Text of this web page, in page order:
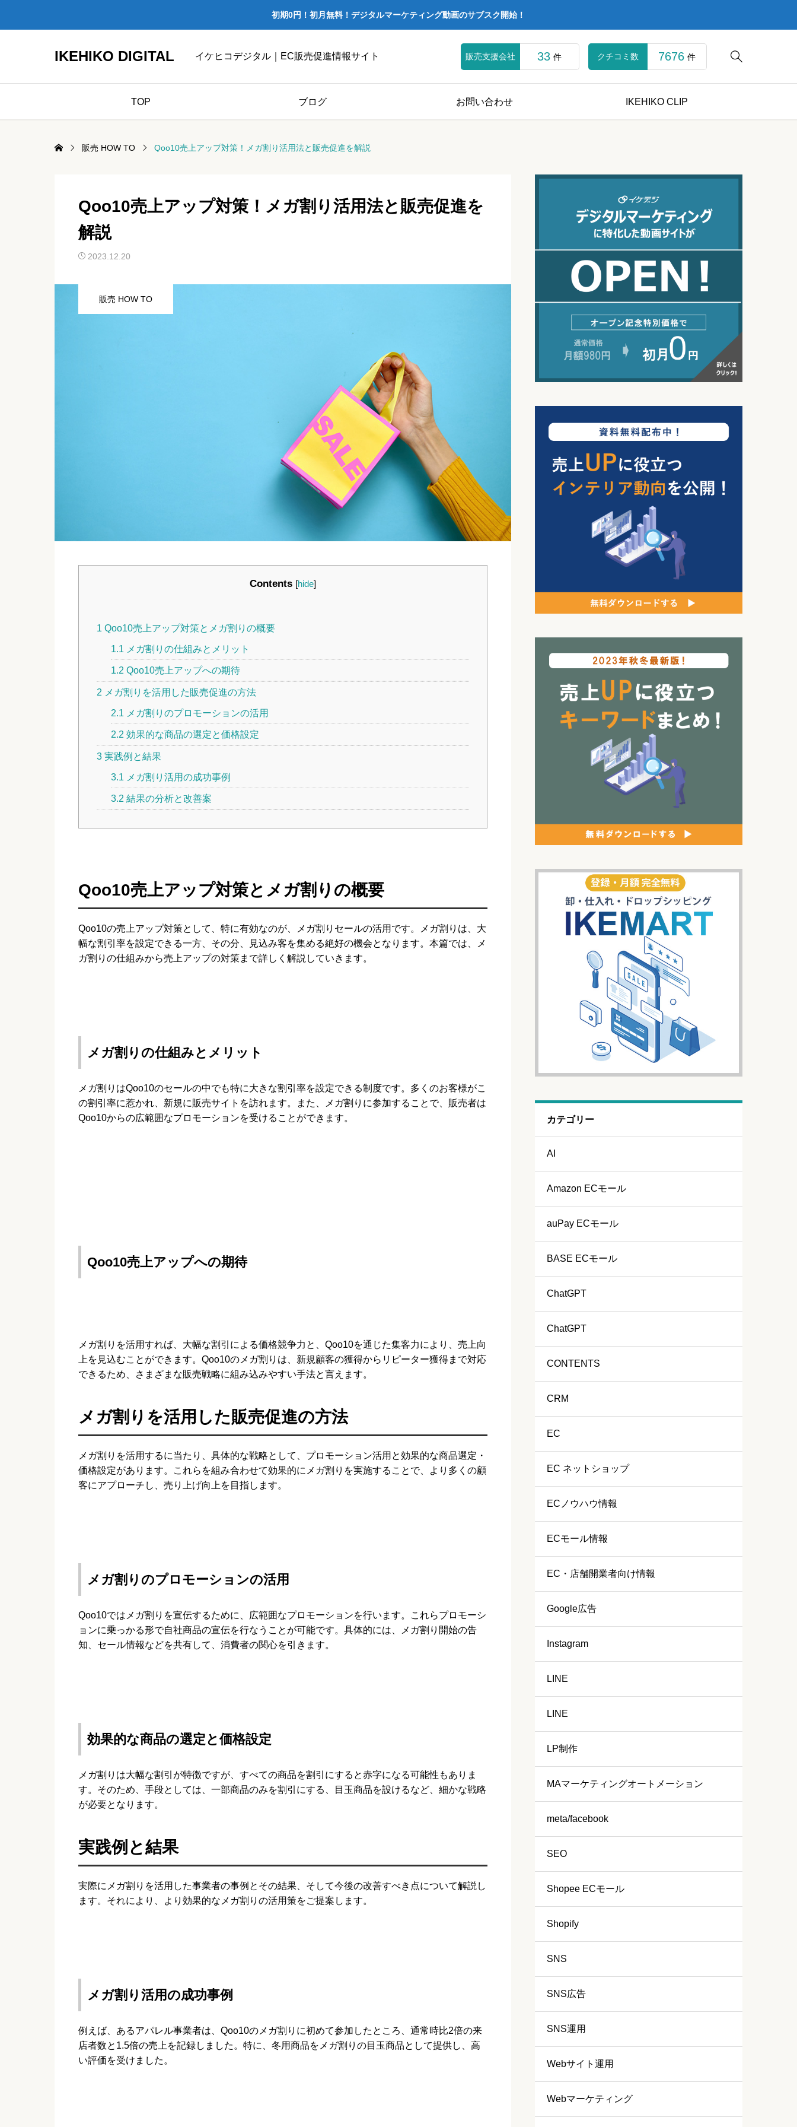
初期0円！初月無料！デジタルマーケティング動画のサブスク開始！
IKEHIKO DIGITAL イケヒコデジタル｜EC販売促進情報サイト 
販売支援会社 33 件 クチコミ数 7676 件
TOP ブログ お問い合わせ IKEHIKO CLIP
販売 HOW TO Qoo10売上アップ対策！メガ割り活用法と販売促進を解説
Qoo10売上アップ対策！メガ割り活用法と販売促進を
解説
2023.12.20
販売 HOW TO
Contents [hide]
1 Qoo10売上アップ対策とメガ割りの概要
1.1 メガ割りの仕組みとメリット
1.2 Qoo10売上アップへの期待
2 メガ割りを活用した販売促進の方法
2.1 メガ割りのプロモーションの活用
2.2 効果的な商品の選定と価格設定
3 実践例と結果
3.1 メガ割り活用の成功事例
3.2 結果の分析と改善案
Qoo10売上アップ対策とメガ割りの概要
Qoo10の売上アップ対策として、特に有効なのが、メガ割りセールの活用です。メガ割りは、大
幅な割引率を設定できる一方、その分、見込み客を集める絶好の機会となります。本篇では、メ
ガ割りの仕組みから売上アップの対策まで詳しく解説していきます。
メガ割りの仕組みとメリット
メガ割りはQoo10のセールの中でも特に大きな割引率を設定できる制度です。多くのお客様がこ
の割引率に惹かれ、新規に販売サイトを訪れます。また、メガ割りに参加することで、販売者は
Qoo10からの広範囲なプロモーションを受けることができます。
Qoo10売上アップへの期待
メガ割りを活用すれば、大幅な割引による価格競争力と、Qoo10を通じた集客力により、売上向
上を見込むことができます。Qoo10のメガ割りは、新規顧客の獲得からリピーター獲得まで対応
できるため、さまざまな販売戦略に組み込みやすい手法と言えます。
メガ割りを活用した販売促進の方法
メガ割りを活用するに当たり、具体的な戦略として、プロモーション活用と効果的な商品選定・
価格設定があります。これらを組み合わせて効果的にメガ割りを実施することで、より多くの顧
客にアプローチし、売り上げ向上を目指します。
メガ割りのプロモーションの活用
Qoo10ではメガ割りを宣伝するために、広範囲なプロモーションを行います。これらプロモーシ
ョンに乗っかる形で自社商品の宣伝を行なうことが可能です。具体的には、メガ割り開始の告
知、セール情報などを共有して、消費者の関心を引きます。
効果的な商品の選定と価格設定
メガ割りは大幅な割引が特徴ですが、すべての商品を割引にすると赤字になる可能性もありま
す。そのため、手段としては、一部商品のみを割引にする、目玉商品を設けるなど、細かな戦略
が必要となります。
実践例と結果
実際にメガ割りを活用した事業者の事例とその結果、そして今後の改善すべき点について解説し
ます。それにより、より効果的なメガ割りの活用策をご提案します。
メガ割り活用の成功事例
例えば、あるアパレル事業者は、Qoo10のメガ割りに初めて参加したところ、通常時比2倍の来
店者数と1.5倍の売上を記録しました。特に、冬用商品をメガ割りの目玉商品として提供し、高
い評価を受けました。
カテゴリー
AI
Amazon ECモール
auPay ECモール
BASE ECモール
ChatGPT
ChatGPT
CONTENTS
CRM
EC
EC ネットショップ
ECノウハウ情報
ECモール情報
EC・店舗開業者向け情報
Google広告
Instagram
LINE
LINE
LP制作
MAマーケティングオートメーション
meta/facebook
SEO
Shopee ECモール
Shopify
SNS
SNS広告
SNS運用
Webサイト運用
Webマーケティング